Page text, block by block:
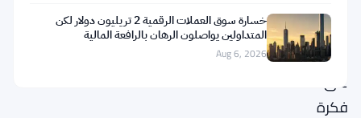
بيتكوين
ويضحك
أساسًا
على
فكرة
خسارة سوق العملات الرقمية 2 تريليون دولار لكن
المتداولين يواصلون الرهان بالرافعة المالية
Aug 6, 2026